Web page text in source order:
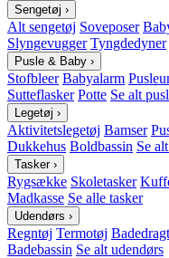
Sengetøj ›
Alt sengetøj Soveposer
Slyngevugger Tyngdedyner
Pusle & Baby ›
Stofbleer Babyalarm
Sutteflasker Potte Se alt
Legetøj ›
Aktivitetslegetøj Bamser
Dukkehus Boldbassin Se
Tasker ›
Rygsække Skoletasker
Madkasse Se alle tasker
Udendørs ›
Regntøj Termotøj Badedragt
Badebassin Se alt udendørs